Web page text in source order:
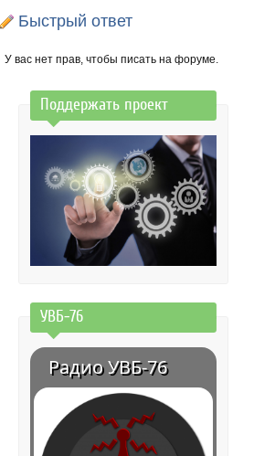
Быстрый ответ
У вас нет прав, чтобы писать на форуме.
Поддержать проект
УВБ-76
Радио УВБ-76